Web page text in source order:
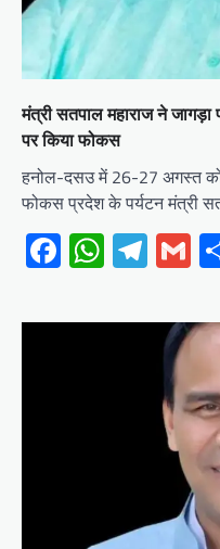
मंत्री सतपाल महाराज ने
पर किया फोकस
हनोल-दसउ में 26-27 अगस्त को
फोकस प्रदेश के पर्यटन मंत्री
Facebook